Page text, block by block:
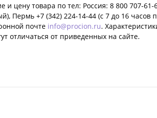
и цену товара по тел: Россия: 8 800 707-61-
Пермь +7 (342) 224-14-44 (c 7 до 16 часов
почте info@procion.ru.
отличаться от приведенных на сайте.